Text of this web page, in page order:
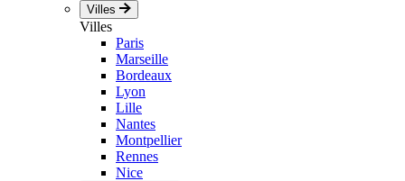
Villes
Villes
Paris
Marseille
Bordeaux
Lyon
Lille
Nantes
Montpellier
Rennes
Nice